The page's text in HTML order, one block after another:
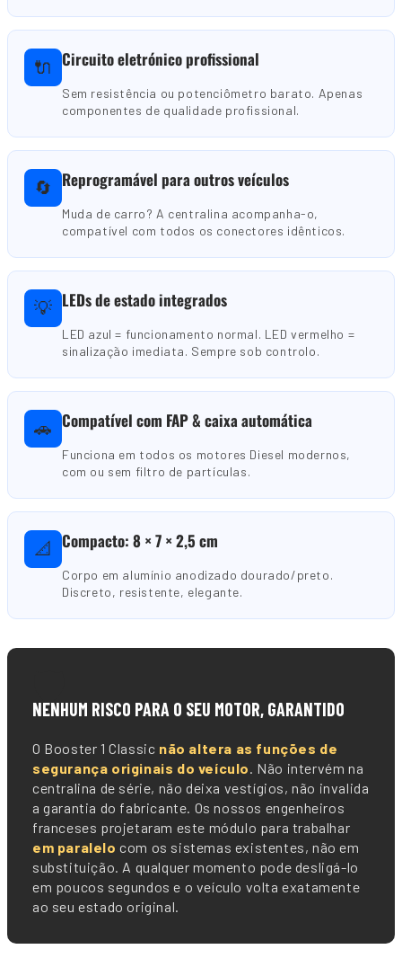
🔌 Circuito eletrónico profissional
Sem resistência ou potenciômetro barato. Apenas
componentes de qualidade profissional.
🔄 Reprogramável para outros veículos
Muda de carro? A centralina acompanha-o,
compatível com todos os conectores idênticos.
💡 LEDs de estado integrados
LED azul = funcionamento normal. LED vermelho =
sinalização imediata. Sempre sob controlo.
🚗 Compatível com FAP & caixa automática
Funciona em todos os motores Diesel modernos,
com ou sem filtro de partículas.
📐 Compacto: 8 × 7 × 2,5 cm
Corpo em alumínio anodizado dourado/preto.
Discreto, resistente, elegante.
NENHUM RISCO PARA O SEU MOTOR, GARANTIDO
O Booster 1 Classic não altera as funções de
segurança originais do veículo. Não intervém na
centralina de série, não deixa vestígios, não invalida
a garantia do fabricante. Os nossos engenheiros
franceses projetaram este módulo para trabalhar
em paralelo com os sistemas existentes, não em
substituição. A qualquer momento pode desligá-lo
em poucos segundos e o veículo volta exatamente
ao seu estado original.